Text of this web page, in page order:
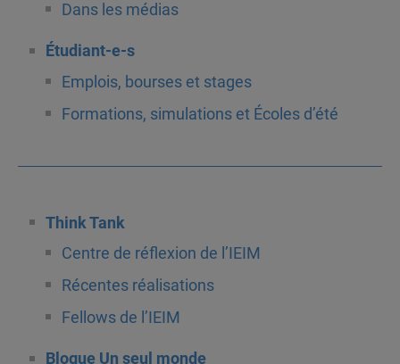
Dans les médias
Étudiant-e-s
Emplois, bourses et stages
Formations, simulations et Écoles d’été
Think Tank
Centre de réflexion de l’IEIM
Récentes réalisations
Fellows de l’IEIM
Blogue Un seul monde